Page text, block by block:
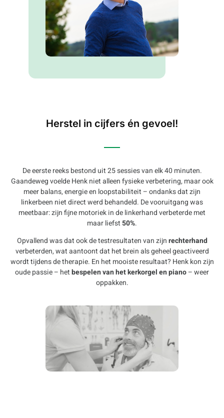
Herstel in cijfers én gevoel!
De eerste reeks bestond uit 25 sessies van elk 40 minuten.
Gaandeweg voelde Henk niet alleen fysieke verbetering, maar ook
meer balans, energie en loopstabiliteit – ondanks dat zijn
linkerbeen niet direct werd behandeld. De vooruitgang was
meetbaar: zijn fijne motoriek in de linkerhand verbeterde met
maar liefst50%.
Opvallend was dat ook de testresultaten van zijnrechterhand
verbeterden, wat aantoont dat het brein als geheel geactiveerd
wordt tijdens de therapie. En het mooiste resultaat? Henk kon zijn
oude passie – hetbespelen van het kerkorgel en piano– weer
oppakken.